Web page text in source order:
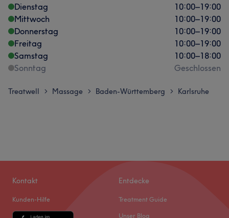
Dienstag
10:00–19:00
Mittwoch
10:00–19:00
Donnerstag
10:00–19:00
Freitag
10:00–19:00
Samstag
10:00–18:00
Sonntag
Geschlossen
Treatwell > Massage > Baden-Württemberg > Karlsruhe
Kontakt
Kunden-Hilfe
Entdecke
Treatment Guide
Unser Blog